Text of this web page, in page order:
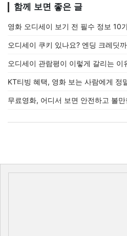
함께 보면 좋은 글
영화 오디세이 보기 전 필수 정보 10
오디세이 쿠키 있나요? 엔딩 크레딧
오디세이 관람평이 이렇게 갈리는 이
KT티빙 혜택, 영화 보는 사람에게 정
무료영화, 어디서 보면 안전하고 볼